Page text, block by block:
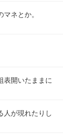
ネとか。
表開いたままに
人が現れたりし